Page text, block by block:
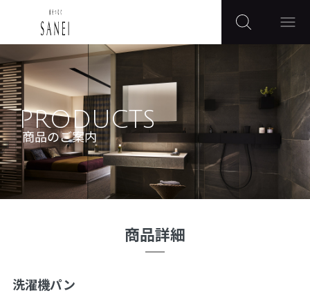
PRODUCTS
商品のご案内
商品詳細
洗濯機パン